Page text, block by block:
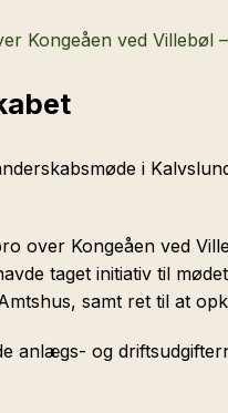
Kongeåen ved
i
over Kongeåen ved
taget initiativ til
samt ret til at
anlægs- og